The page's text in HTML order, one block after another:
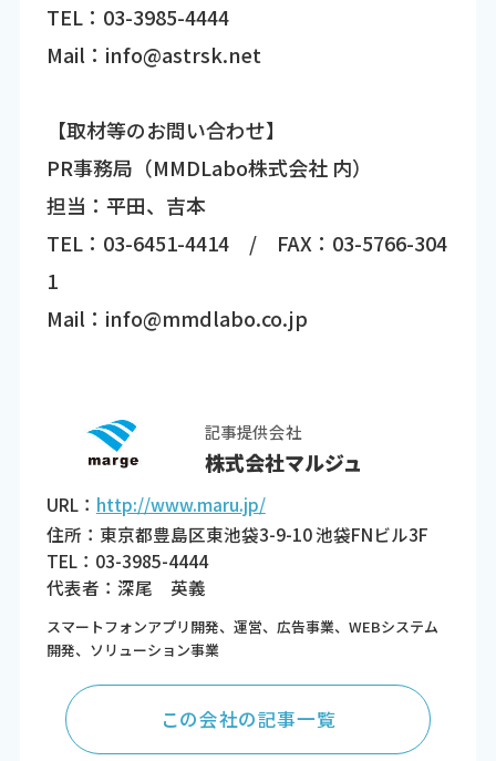
TEL：03-3985-4444
Mail：info@astrsk.net
【取材等のお問い合わせ】
PR事務局（MMDLabo株式会社 内）
担当：平田、吉本
TEL：03-6451-4414 / FAX：03-5766-304
1
Mail：info@mmdlabo.co.jp
記事提供会社
株式会社マルジュ
URL： http://www.maru.jp/
住所：東京都豊島区東池袋3-9-10 池袋FNビル3F
TEL：03-3985-4444
代表者：深尾 英義
スマートフォンアプリ開発、運営、広告事業、WEBシステム
開発、ソリューション事業
この会社の記事一覧